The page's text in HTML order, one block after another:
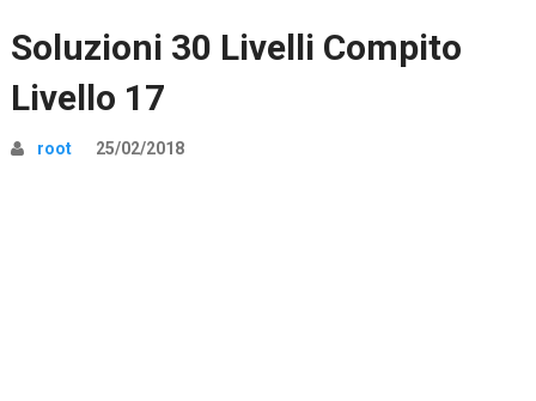
Soluzioni 30 Livelli Compito
Livello 17
root 25/02/2018